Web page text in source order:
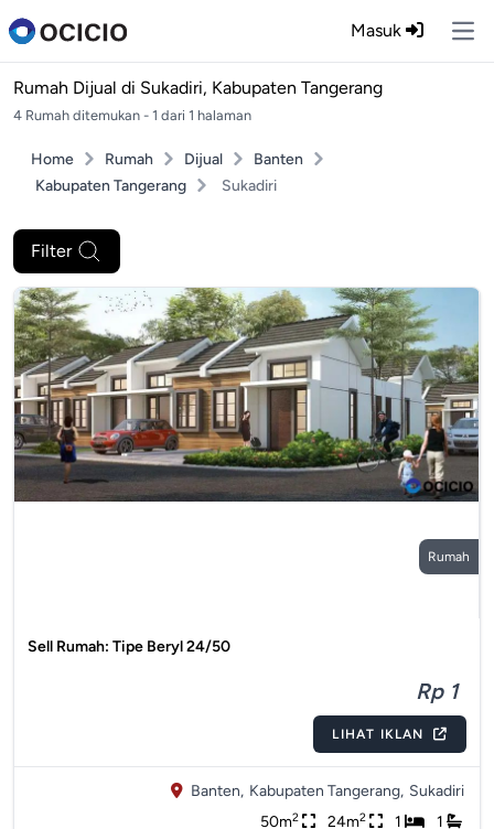
Masuk
Rumah Dijual di Sukadiri, Kabupaten Tangerang
4 Rumah ditemukan - 1 dari 1 halaman
Home Rumah Dijual
Banten
Kabupaten Tangerang
Sukadiri
Filter
Rumah
Sell Rumah: Tipe Beryl 24/50
Rp 1
LIHAT IKLAN
Banten, Kabupaten Tangerang, Sukadiri
50m2 24m2 1 1